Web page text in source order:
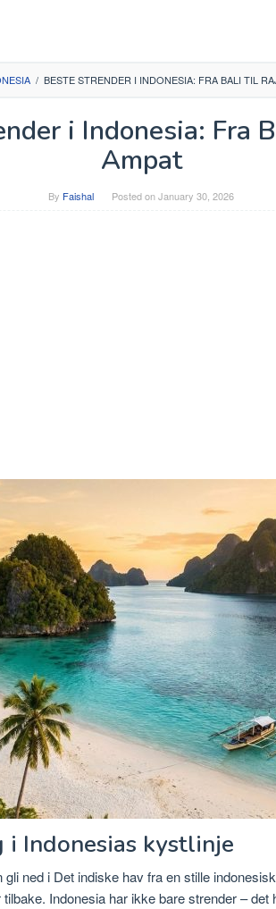
/ BESTE STRENDER I INDONESIA: FRA BALI TIL
i Indonesia: Fra
Ampat
By Faishal Posted onJanuary 30, 2026
i Indonesias kystlinje
gli ned i Det indiske hav fra en stille
Indonesia har ikke bare strender – det